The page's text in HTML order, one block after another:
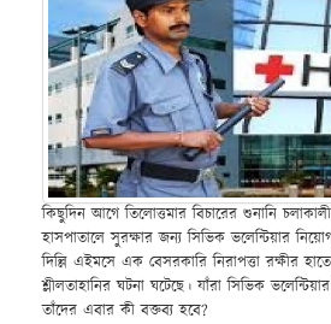
কিছুদিন আগে তিলোত্তমার বিচারের শুনানি
হাসপাতালে সুরক্ষার জন্য সিভিক ভলেন্টিয়ার
দিল্লি এইমসে এক বেসরকারি নিরাপত্তা রক্ষীর
শ্লীলতাহানির ঘটনা ঘটেছে। যাঁরা সিভিক
তাঁদের এবার কী বক্তব্য হবে?